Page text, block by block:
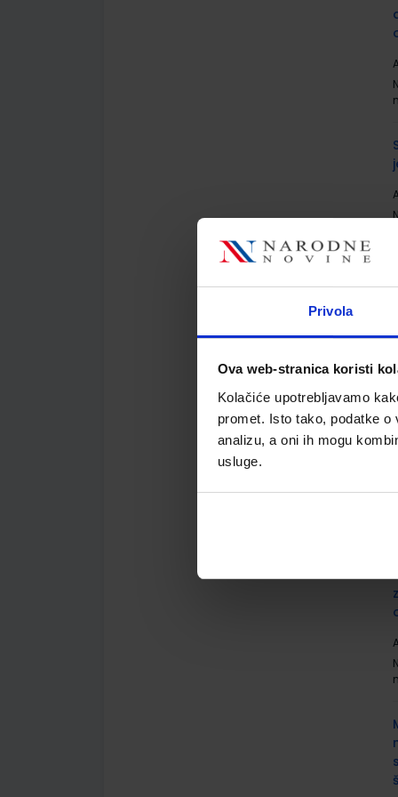
Privola
Ova web-stranica koristi
Kolačiće upotrebljavamo
promet. Isto tako, podatke
analizu, a oni ih mogu
usluge.